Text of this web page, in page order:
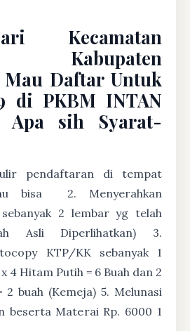
Kecamatan
Kabupaten
Daftar Untuk
di PKBM INTAN
Apa sih Syarat-
pendaftaran di tempat
bisa
2. Menyerahkan
2 lembar yg telah
Asli Diperlihatkan) 3.
KTP/KK sebanyak 1
4 Hitam Putih = 6 Buah dan 2
buah (Kemeja) 5. Melunasi
beserta Materai Rp. 6000 1